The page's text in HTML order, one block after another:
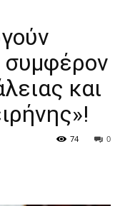
συμφέρον
και
0
74